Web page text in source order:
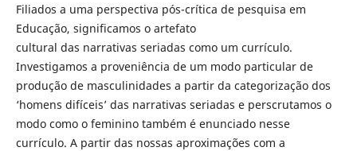
Filiados a uma perspectiva pós-crítica de pesquisa em
Educação, significamos o artefato
cultural das narrativas seriadas como um currículo.
Investigamos a proveniência de um modo particular de
produção de masculinidades a partir da categorização dos
‘homens difíceis’ das narrativas seriadas e perscrutamos o
modo como o feminino também é enunciado nesse
currículo. A partir das nossas aproximações com a